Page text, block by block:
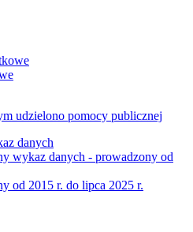
udzielono pomocy publicznej
danych
wykaz danych - prowadzony od
od 2015 r. do lipca 2025 r.